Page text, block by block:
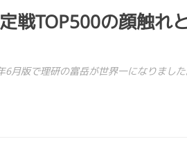
戦TOP500の顔触れ
月版で理研の富岳が世界一になりまし